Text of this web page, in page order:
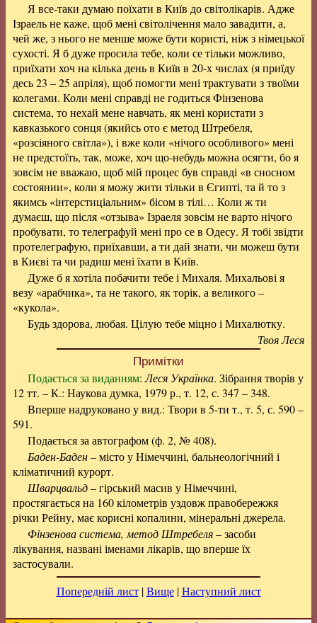
Я все-таки думаю поїхати в Київ до світолікарів. Адже
Ізраель не каже, щоб мені світолічення мало завадити, а,
чей же, з нього не менше може бути користі, ніж з німецької
сухості. Я б дуже просила тебе, коли се тільки можливо,
приїхати хоч на кілька день в Київ в 20-х числах (я приїду
десь 23 – 25 апріля), щоб помогти мені трактувати з твоїми
колегами. Коли мені справді не годиться Фінзенова
система, то нехай мене навчать, як мені користати з
кавказького сонця (якийсь ото є метод Штребеля,
«розсіяного світла»), і вже коли «нічого особливого» мені
не предстоїть, так, може, хоч що-небудь можна осягти, бо я
зовсім не вважаю, щоб мій процес був справді «в сносном
состоянии», коли я можу жити тільки в Єгипті, та й то з
якимсь «інтерстиціальним» бісом в тілі… Коли ж ти
думаєш, що після «отзыва» Ізраеля зовсім не варто нічого
пробувати, то телеграфуй мені про се в Одесу. Я тобі звідти
протелеграфую, приїхавши, а ти дай знати, чи можеш бути
в Києві та чи радиш мені їхати в Київ.
Дуже б я хотіла побачити тебе і Михаля. Михальові я
везу «арабчика», та не такого, як торік, а великого –
«кукола».
Будь здорова, любая. Цілую тебе міцно і Михалютку.
Твоя Леся
Примітки
Подається за виданням:Леся Українка. Зібрання творів у
12 тт. – К.: Наукова думка, 1979 р., т. 12, с. 347 – 348.
Вперше надруковано у вид.: Твори в 5-ти т., т. 5, с. 590 –
591.
Подається за автографом (ф. 2, № 408).
Баден-Баден– місто у Німеччині, бальнеологічний і
кліматичний курорт.
Шварцвальд– гірський масив у Німеччині,
простягається на 160 кілометрів уздовж правобережжя
річки Рейну, має корисні копалини, мінеральні джерела.
Фінзенова система, метод Штребеля– засоби
лікування, названі іменами лікарів, що вперше їх
застосували.
Попередній лист|Вище|Наступний лист